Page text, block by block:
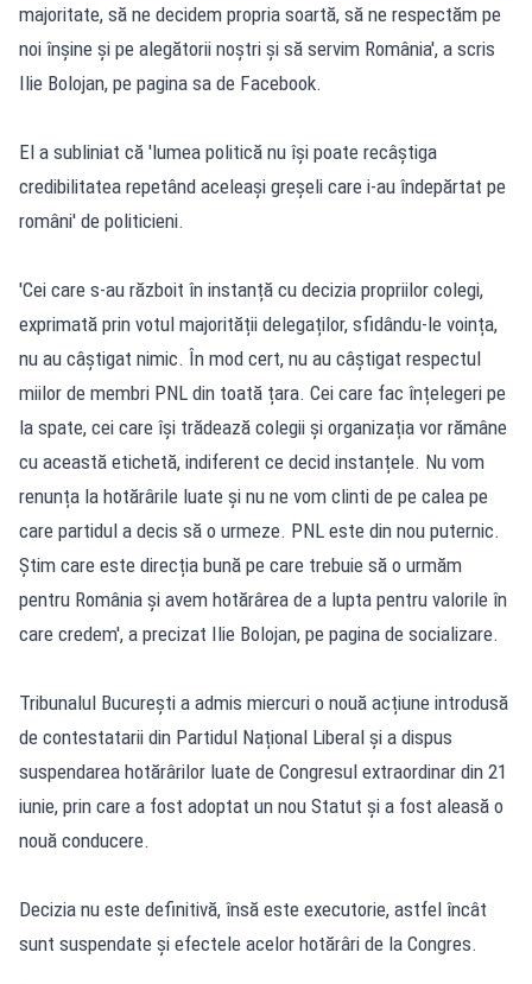
majoritate, să ne decidem propria soartă, să ne respectăm pe
noi înșine și pe alegătorii noștri și să servim România', a scris
Ilie Bolojan, pe pagina sa de Facebook.
El a subliniat că 'lumea politică nu își poate recâștiga
credibilitatea repetând aceleași greșeli care i-au îndepărtat pe
români' de politicieni.
'Cei care s-au războit în instanță cu decizia propriilor colegi,
exprimată prin votul majorității delegaților, sfidându-le voința,
nu au câștigat nimic. În mod cert, nu au câștigat respectul
miilor de membri PNL din toată țara. Cei care fac înțelegeri pe
la spate, cei care își trădează colegii și organizația vor rămâne
cu această etichetă, indiferent ce decid instanțele. Nu vom
renunța la hotărârile luate și nu ne vom clinti de pe calea pe
care partidul a decis să o urmeze. PNL este din nou puternic.
Știm care este direcția bună pe care trebuie să o urmăm
pentru România și avem hotărârea de a lupta pentru valorile în
care credem', a precizat Ilie Bolojan, pe pagina de socializare.
Tribunalul București a admis miercuri o nouă acțiune introdusă
de contestatarii din Partidul Național Liberal și a dispus
suspendarea hotărârilor luate de Congresul extraordinar din 21
iunie, prin care a fost adoptat un nou Statut și a fost aleasă o
nouă conducere.
Decizia nu este definitivă, însă este executorie, astfel încât
sunt suspendate și efectele acelor hotărâri de la Congres.